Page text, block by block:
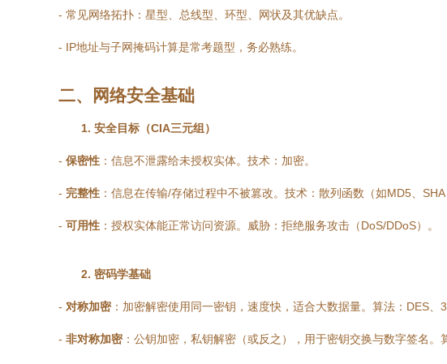
- 常见网络拓扑：星型、总线型、环型、网状及其优缺点。
- IP地址与子网掩码计算是常考题型，务必熟练。
二、网络安全基础
1. 安全目标（CIA三元组）
- 保密性 ：信息不泄露给未授权实体。技术：加密。
- 完整性 ：信息在传输/存储过程中不被篡改。技术：散列函数（如MD5、SHA
- 可用性 ：授权实体能正常访问资源。威胁：拒绝服务攻击（DoS/DDoS）。
2. 密码学基础
- 对称加密：加密解密使用同一密钥，速度快，适合大数据量。算法：DES、
- 非对称加密：公钥加密，私钥解密（或反之），用于密钥交换与数字签名。